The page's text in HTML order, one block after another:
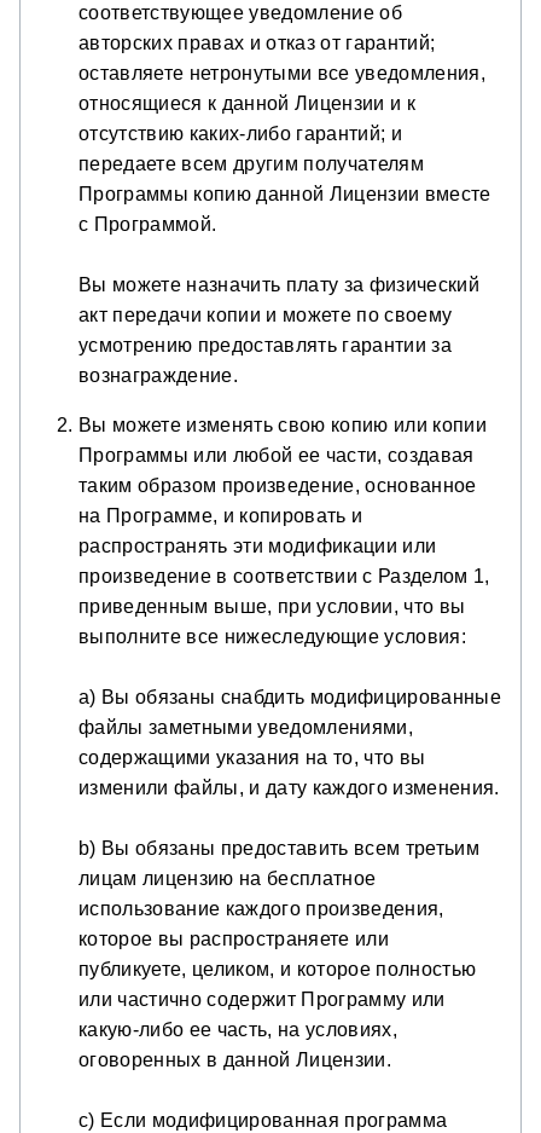
соответствующее уведомление об
авторских правах и отказ от гарантий;
оставляете нетронутыми все уведомления,
относящиеся к данной Лицензии и к
отсутствию каких-либо гарантий; и
передаете всем другим получателям
Программы копию данной Лицензии вместе
с Программой.
Вы можете назначить плату за физический
акт передачи копии и можете по своему
усмотрению предоставлять гарантии за
вознаграждение.
Вы можете изменять свою копию или копии
Программы или любой ее части, создавая
таким образом произведение, основанное
на Программе, и копировать и
распространять эти модификации или
произведение в соответствии с Разделом 1,
приведенным выше, при условии, что вы
выполните все нижеследующие условия:
a) Вы обязаны снабдить модифицированные
файлы заметными уведомлениями,
содержащими указания на то, что вы
изменили файлы, и дату каждого изменения.
b) Вы обязаны предоставить всем третьим
лицам лицензию на бесплатное
использование каждого произведения,
которое вы распространяете или
публикуете, целиком, и которое полностью
или частично содержит Программу или
какую-либо ее часть, на условиях,
оговоренных в данной Лицензии.
c) Если модифицированная программа